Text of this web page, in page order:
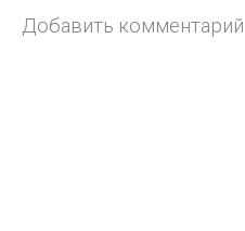
Добавить комментарий